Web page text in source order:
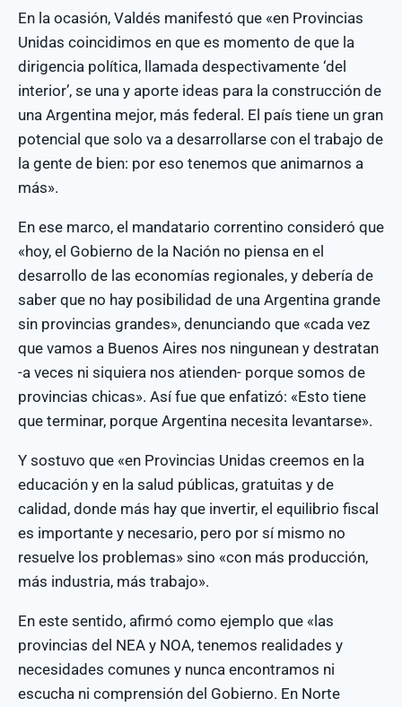
En la ocasión, Valdés manifestó que «en Provincias
Unidas coincidimos en que es momento de que la
dirigencia política, llamada despectivamente ‘del
interior’, se una y aporte ideas para la construcción de
una Argentina mejor, más federal. El país tiene un gran
potencial que solo va a desarrollarse con el trabajo de
la gente de bien: por eso tenemos que animarnos a
más».
En ese marco, el mandatario correntino consideró que
«hoy, el Gobierno de la Nación no piensa en el
desarrollo de las economías regionales, y debería de
saber que no hay posibilidad de una Argentina grande
sin provincias grandes», denunciando que «cada vez
que vamos a Buenos Aires nos ningunean y destratan
-a veces ni siquiera nos atienden- porque somos de
provincias chicas». Así fue que enfatizó: «Esto tiene
que terminar, porque Argentina necesita levantarse».
Y sostuvo que «en Provincias Unidas creemos en la
educación y en la salud públicas, gratuitas y de
calidad, donde más hay que invertir, el equilibrio fiscal
es importante y necesario, pero por sí mismo no
resuelve los problemas» sino «con más producción,
más industria, más trabajo».
En este sentido, afirmó como ejemplo que «las
provincias del NEA y NOA, tenemos realidades y
necesidades comunes y nunca encontramos ni
escucha ni comprensión del Gobierno. En Norte